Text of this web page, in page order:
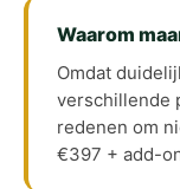
Waarom
Omdat
verschillende
redenen om
€397 + add-